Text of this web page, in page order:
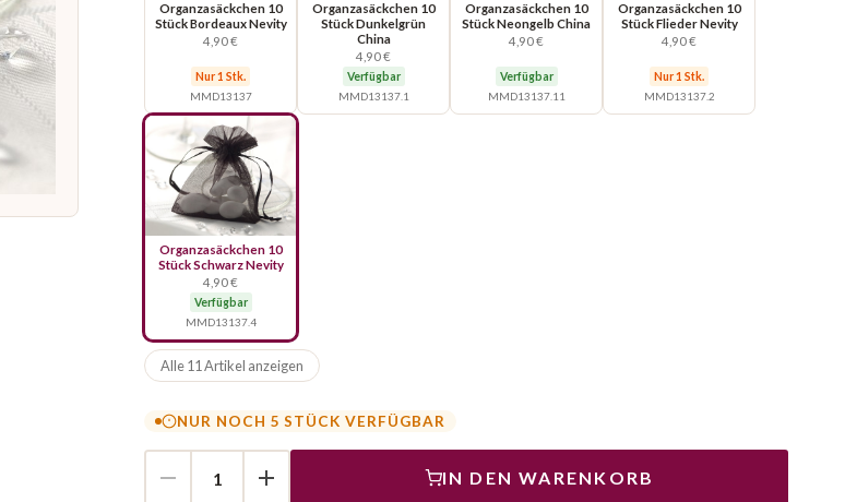
Organzasäckchen 10
Stück Bordeaux Nevity
4,90 €
Nur 1 Stk.
MMD13137
Organzasäckchen 10
Stück Dunkelgrün
China
4,90 €
Verfügbar
MMD13137.1
Organzasäckchen 10
Stück Neongelb China
4,90 €
Verfügbar
MMD13137.11
Organzasäckchen 10
Stück Flieder Nevity
4,90 €
Nur 1 Stk.
MMD13137.2
Organzasäckchen 10
Stück Schwarz Nevity
4,90 €
Verfügbar
MMD13137.4
Alle 11 Artikel anzeigen
NUR NOCH 5 STÜCK VERFÜGBAR
IN DEN WARENKORB